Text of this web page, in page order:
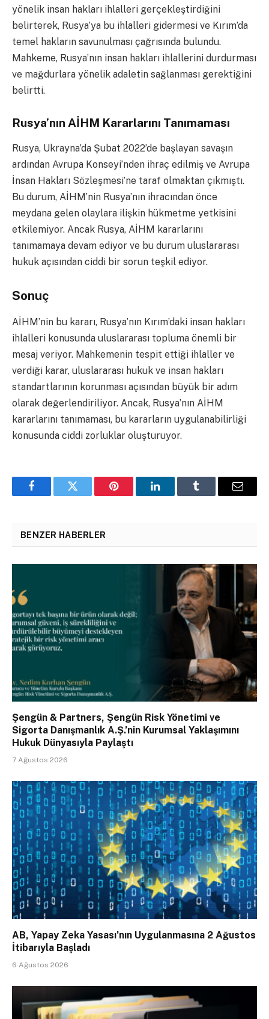
yönelik insan hakları ihlalleri gerçekleştirdiğini
belirterek, Rusya’ya bu ihlalleri gidermesi ve Kırım’da
temel hakların savunulması çağrısında bulundu.
Mahkeme, Rusya’nın insan hakları ihlallerini durdurması
ve mağdurlara yönelik adaletin sağlanması gerektiğini
belirtti.
Rusya’nın AİHM Kararlarını Tanımaması
Rusya, Ukrayna’da Şubat 2022’de başlayan savaşın
ardından Avrupa Konseyi’nden ihraç edilmiş ve Avrupa
İnsan Hakları Sözleşmesi’ne taraf olmaktan çıkmıştı.
Bu durum, AİHM’nin Rusya’nın ihracından önce
meydana gelen olaylara ilişkin hükmetme yetkisini
etkilemiyor. Ancak Rusya, AİHM kararlarını
tanımamaya devam ediyor ve bu durum uluslararası
hukuk açısından ciddi bir sorun teşkil ediyor.
Sonuç
AİHM’nin bu kararı, Rusya’nın Kırım’daki insan hakları
ihlalleri konusunda uluslararası topluma önemli bir
mesaj veriyor. Mahkemenin tespit ettiği ihlaller ve
verdiği karar, uluslararası hukuk ve insan hakları
standartlarının korunması açısından büyük bir adım
olarak değerlendiriliyor. Ancak, Rusya’nın AİHM
kararlarını tanımaması, bu kararların uygulanabilirliği
konusunda ciddi zorluklar oluşturuyor.
FacebookTwitter Pinterest LinkedInTumblr Email
BENZER HABERLER
Şengün & Partners, Şengün Risk Yönetimi ve
Sigorta Danışmanlık A.Ş.’nin Kurumsal Yaklaşımını
Hukuk Dünyasıyla Paylaştı
7 Ağustos 2026
AB, Yapay Zeka Yasası’nın Uygulanmasına 2 Ağustos
İtibarıyla Başladı
6 Ağustos 2026